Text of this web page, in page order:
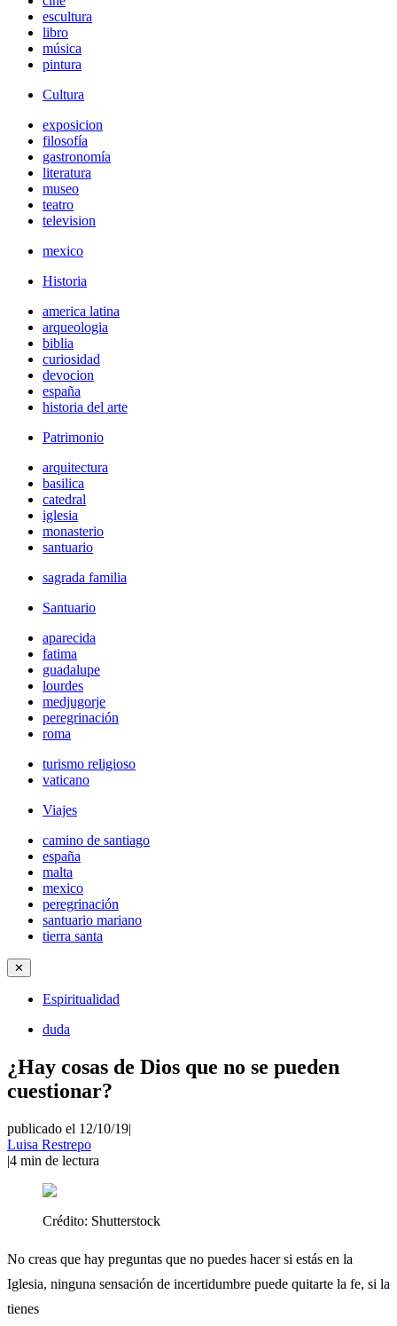
escultura
libro
música
pintura
Cultura
exposicion
filosofía
gastronomía
literatura
museo
teatro
television
mexico
Historia
america latina
arqueologia
biblia
curiosidad
devocion
españa
historia del arte
Patrimonio
arquitectura
basilica
catedral
iglesia
monasterio
santuario
sagrada familia
Santuario
aparecida
fatima
guadalupe
lourdes
medjugorje
peregrinación
roma
turismo religioso
vaticano
Viajes
camino de santiago
españa
malta
mexico
peregrinación
santuario mariano
tierra santa
✕
Espiritualidad
duda
¿Hay cosas de Dios que no se pueden
cuestionar?
publicado el 12/10/19|
Luisa Restrepo
|4 min de lectura
Crédito: Shutterstock
No creas que hay preguntas que no puedes hacer si estás en la
Iglesia, ninguna sensación de incertidumbre puede quitarte la fe, si la
tienes